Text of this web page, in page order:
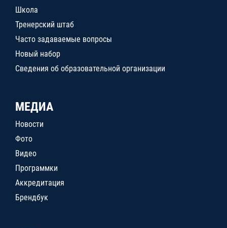
Школа
Тренерский штаб
Часто задаваемые вопросы
Новый набор
Сведения об образовательной организации
МЕДИА
Новости
Фото
Видео
Программки
Аккредитация
Брендбук